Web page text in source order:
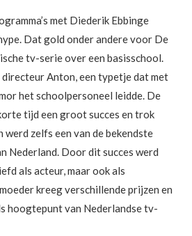
met Diederik Ebbinge
Dat gold onder andere voor De
tv-serie over een basisschool.
directeur Anton, een typetje dat met
het schoolpersoneel leidde. De
tijd een groot succes en trok
zelfs een van de bekendste
Nederland. Door dit succes werd
als acteur, maar ook als
kreeg verschillende prijzen en
hoogtepunt van Nederlandse tv-